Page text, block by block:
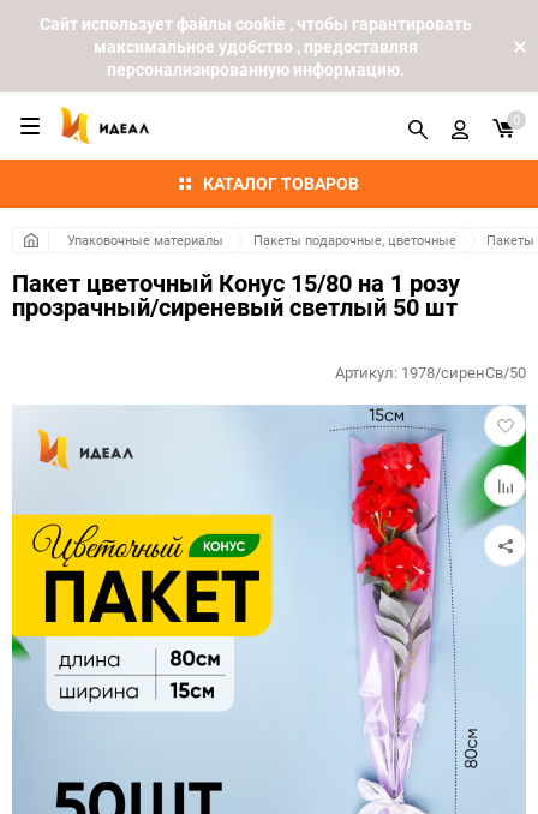
Cайт использует файлы cookie , чтобы гарантировать
максимальное удобство , предоставляя
персонализированную информацию.
КАТАЛОГ ТОВАРОВ
0
Упаковочные материалы Пакеты подарочные, цветочные
Пакет цветочный Конус 15/80 на 1 розу
прозрачный/сиреневый светлый 50 шт
в
к
Артикул: 1978/сиренСв/50